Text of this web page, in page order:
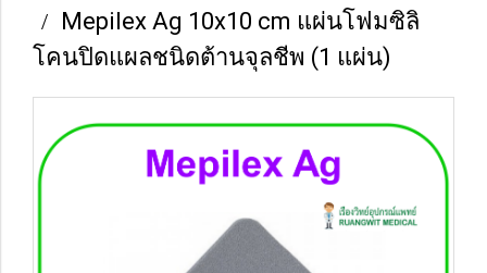
Mepilex Ag 10x10 cm แผ่นโฟมซิลิ
โคนปิดแผลชนิดต้านจุลชีพ (1 แผ่น)